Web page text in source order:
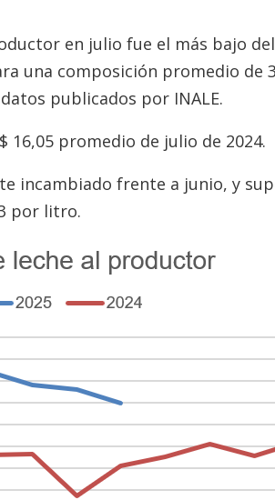
en julio fue el más bajo
una composición promedio de
publicados por INALE.
16,05 promedio de julio de 2024.
incambiado frente a junio, y
por litro.